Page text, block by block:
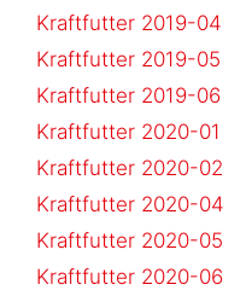
Kraftfutter 2019-04
Kraftfutter 2019-05
Kraftfutter 2019-06
Kraftfutter 2020-01
Kraftfutter 2020-02
Kraftfutter 2020-04
Kraftfutter 2020-05
Kraftfutter 2020-06